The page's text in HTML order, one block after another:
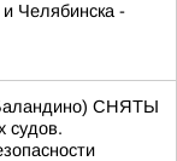
Челябинска -
СНЯТЫ
судов.